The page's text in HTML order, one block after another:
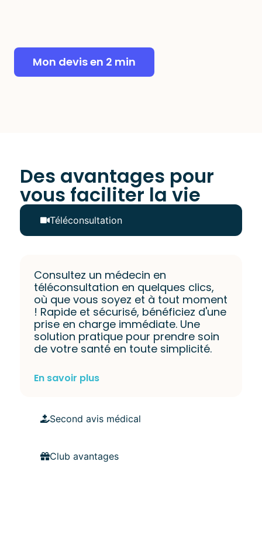
Mon devis en 2 min
Des avantages pour
vous faciliter la vie
Téléconsultation
Second avis médical
Club avantages
Consultez un médecin en
téléconsultation en quelques clics,
où que vous soyez et à tout moment
! Rapide et sécurisé, bénéficiez d'une
prise en charge immédiate. Une
solution pratique pour prendre soin
de votre santé en toute simplicité.
En savoir plus